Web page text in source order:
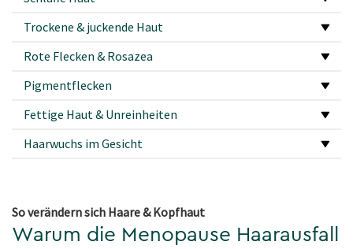
Trockene & juckende Haut
Rote Flecken & Rosazea
Pigmentflecken
Fettige Haut & Unreinheiten
Haarwuchs im Gesicht
So verändern sich Haare & Kopfhaut
Warum die Menopause Haarausfall